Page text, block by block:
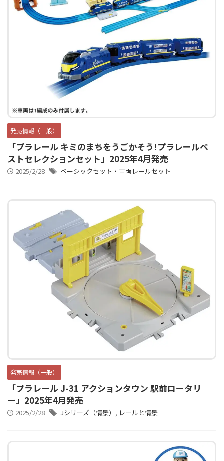
発売情報（一般）
「プラレール キミのまちをうごかそう!プラレールベ
ストセレクションセット」2025年4月発売
2025/2/28 ベーシックセット・車両レールセット
発売情報（一般）
「プラレール J-31 アクションタウン 駅前ロータリ
ー」2025年4月発売
2025/2/28 Jシリーズ（情景） , レールと情景